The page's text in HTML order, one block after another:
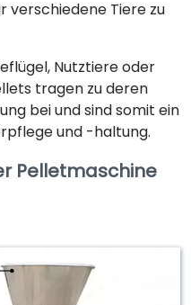
verschiedene Tiere zu
Nutztiere oder
tragen zu deren
bei und sind somit ein
und -haltung.
Pelletmaschine